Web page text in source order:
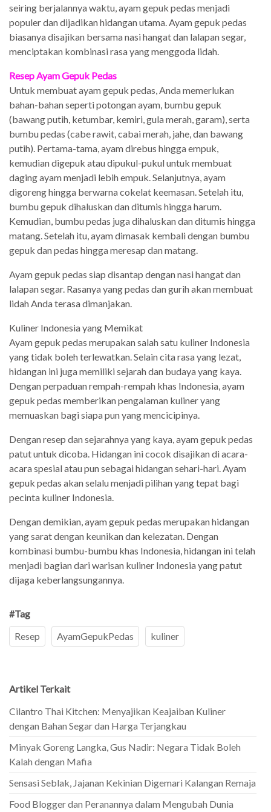
seiring berjalannya waktu, ayam gepuk pedas menjadi
populer dan dijadikan hidangan utama. Ayam gepuk pedas
biasanya disajikan bersama nasi hangat dan lalapan segar,
menciptakan kombinasi rasa yang menggoda lidah.
Resep Ayam Gepuk Pedas
Untuk membuat ayam gepuk pedas, Anda memerlukan
bahan-bahan seperti potongan ayam, bumbu gepuk
(bawang putih, ketumbar, kemiri, gula merah, garam), serta
bumbu pedas (cabe rawit, cabai merah, jahe, dan bawang
putih). Pertama-tama, ayam direbus hingga empuk,
kemudian digepuk atau dipukul-pukul untuk membuat
daging ayam menjadi lebih empuk. Selanjutnya, ayam
digoreng hingga berwarna cokelat keemasan. Setelah itu,
bumbu gepuk dihaluskan dan ditumis hingga harum.
Kemudian, bumbu pedas juga dihaluskan dan ditumis hingga
matang. Setelah itu, ayam dimasak kembali dengan bumbu
gepuk dan pedas hingga meresap dan matang.
Ayam gepuk pedas siap disantap dengan nasi hangat dan
lalapan segar. Rasanya yang pedas dan gurih akan membuat
lidah Anda terasa dimanjakan.
Kuliner Indonesia yang Memikat
Ayam gepuk pedas merupakan salah satu kuliner Indonesia
yang tidak boleh terlewatkan. Selain cita rasa yang lezat,
hidangan ini juga memiliki sejarah dan budaya yang kaya.
Dengan perpaduan rempah-rempah khas Indonesia, ayam
gepuk pedas memberikan pengalaman kuliner yang
memuaskan bagi siapa pun yang mencicipinya.
Dengan resep dan sejarahnya yang kaya, ayam gepuk pedas
patut untuk dicoba. Hidangan ini cocok disajikan di acara-
acara spesial atau pun sebagai hidangan sehari-hari. Ayam
gepuk pedas akan selalu menjadi pilihan yang tepat bagi
pecinta kuliner Indonesia.
Dengan demikian, ayam gepuk pedas merupakan hidangan
yang sarat dengan keunikan dan kelezatan. Dengan
kombinasi bumbu-bumbu khas Indonesia, hidangan ini telah
menjadi bagian dari warisan kuliner Indonesia yang patut
dijaga keberlangsungannya.
#Tag
Resep
AyamGepukPedas kuliner
Artikel Terkait
Cilantro Thai Kitchen: Menyajikan Keajaiban Kuliner
dengan Bahan Segar dan Harga Terjangkau
Minyak Goreng Langka, Gus Nadir: Negara Tidak Boleh
Kalah dengan Mafia
Sensasi Seblak, Jajanan Kekinian Digemari Kalangan Remaja
Food Blogger dan Peranannya dalam Mengubah Dunia